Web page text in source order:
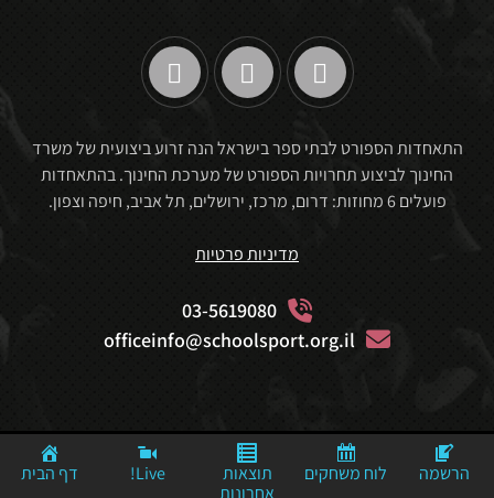
התאחדות הספורט לבתי ספר בישראל הנה זרוע ביצועית של משרד
החינוך לביצוע תחרויות הספורט של מערכת החינוך. בהתאחדות
פועלים 6 מחוזות: דרום, מרכז, ירושלים, תל אביב, חיפה וצפון.
מדיניות פרטיות
03-5619080
officeinfo@schoolsport.org.il
Website By: Mediaconcept© Powerd By: © MediaStudioהרשמה לוח משחקים
תוצאות
אחרונות
Live! דף הבית